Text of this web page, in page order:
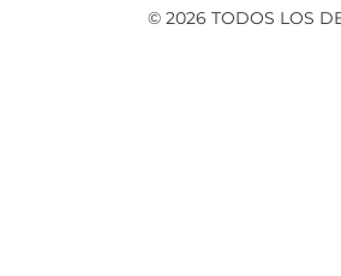
© 2026 TODOS LOS